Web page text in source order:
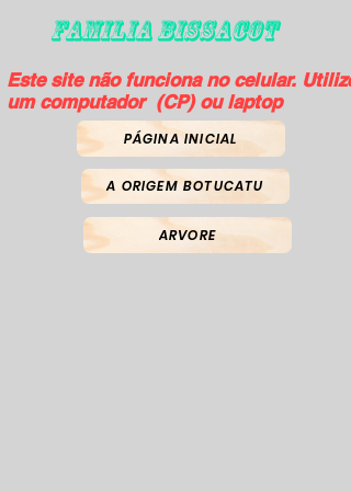
FAMILIA BISSACOT
Este site não funciona no celular. Utilize
um computador (CP) ou laptop
PÁGINA INICIAL
A ORIGEM BOTUCATU
ARVORE